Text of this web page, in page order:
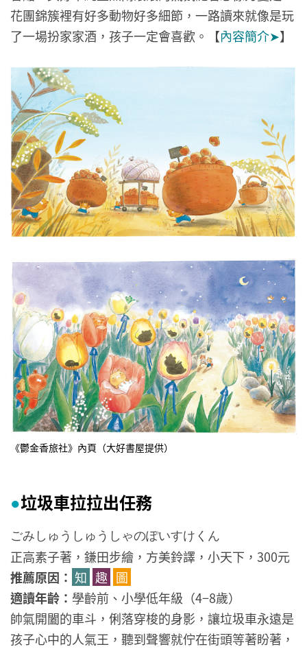
花團錦簇裡有好多動物好多細節，一路讀來就像是玩
了一場扮家家酒，孩子一定會喜歡。【內容簡介➤】
《鬱金香旅社》內頁（大好書屋提供）
●垃圾車拉拉出任務
ごみしゅうしゅうしゃのぽいすけくん
正高素子著，鎌田步繪，方美鈴譯，小天下，300元
推薦原因： 知 趣 圖
適讀年齡： 學齡前、小學低年級（4−8歲）
帥氣開闔的車斗，俐落穿梭的身影，讓垃圾車永遠是
孩子心中的人氣王，聽到聲響就佇在街頭等著盼著，